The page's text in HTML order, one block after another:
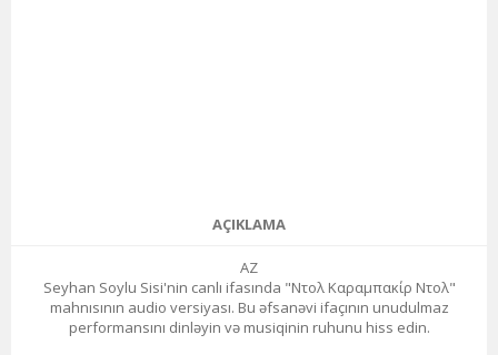
AÇIKLAMA
AZ
Seyhan Soylu Sisi'nin canlı ifasında "Ντολ Καραμπακίρ Ντολ"
mahnısının audio versiyası. Bu əfsanəvi ifaçının unudulmaz
performansını dinləyin və musiqinin ruhunu hiss edin.